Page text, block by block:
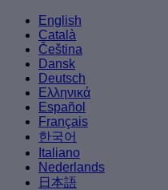
English
Català
Čeština
Dansk
Deutsch
Ελληνικά
Español
Français
한국어
Italiano
Nederlands
日本語